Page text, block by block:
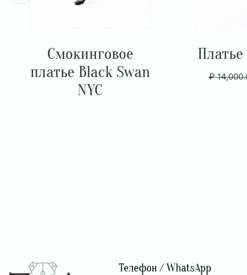
Смокинговое
платье Black Swan
NYC
₽
Телефон / WhatsApp